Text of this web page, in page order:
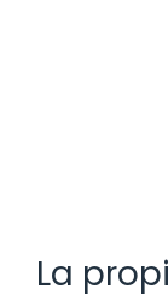
La